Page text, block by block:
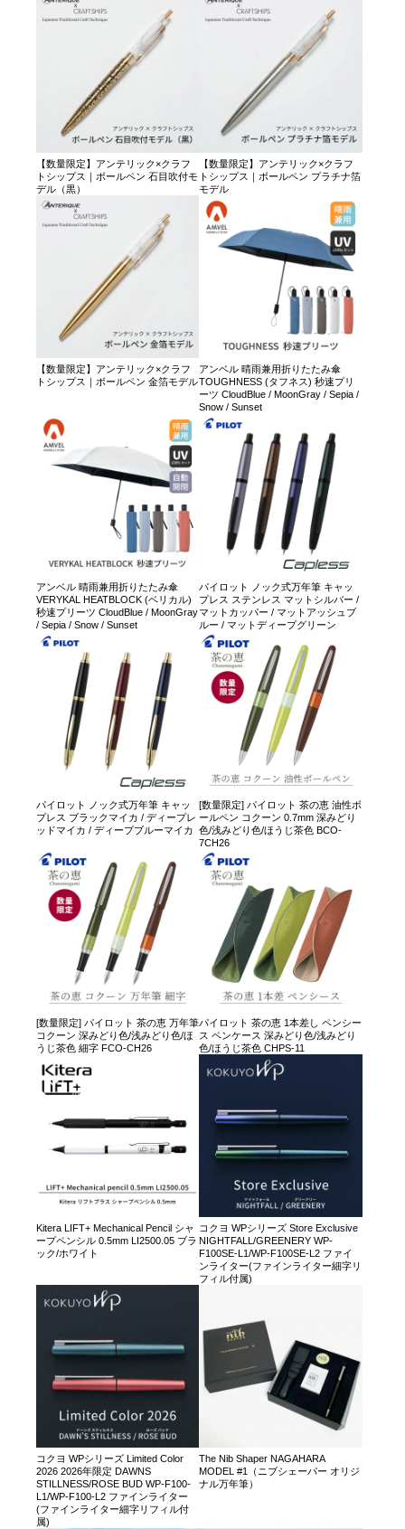
【数量限定】アンテリック×クラフ
トシップス｜ボールペン 石目吹付モ
デル（黒）
【数量限定】アンテリック×クラフ
トシップス｜ボールペン プラチナ箔
モデル
【数量限定】アンテリック×クラフ
トシップス｜ボールペン 金箔モデル
アンベル 晴雨兼用折りたたみ傘
TOUGHNESS (タフネス) 秒速プリ
ーツ CloudBlue / MoonGray / Sepia /
Snow / Sunset
アンベル 晴雨兼用折りたたみ傘
VERYKAL HEATBLOCK (ベリカル)
秒速プリーツ CloudBlue / MoonGray
/ Sepia / Snow / Sunset
パイロット ノック式万年筆 キャッ
プレス ステンレス マットシルバー /
マットカッパー / マットアッシュブ
ルー / マットディープグリーン
パイロット ノック式万年筆 キャッ
プレス ブラックマイカ / ディープレ
ッドマイカ / ディープブルーマイカ
[数量限定] パイロット 茶の恵 油性ボ
ールペン コクーン 0.7mm 深みどり
色/浅みどり色/ほうじ茶色 BCO-
7CH26
[数量限定] パイロット 茶の恵 万年筆
コクーン 深みどり色/浅みどり色/ほ
うじ茶色 細字 FCO-CH26
パイロット 茶の恵 1本差し ペンシー
ス ペンケース 深みどり色/浅みどり
色/ほうじ茶色 CHPS-11
Kitera LIFT+ Mechanical Pencil シャ
ープペンシル 0.5mm LI2500.05 ブラ
ック/ホワイト
コクヨ WPシリーズ Store Exclusive
NIGHTFALL/GREENERY WP-
F100SE-L1/WP-F100SE-L2 ファイ
ンライター(ファインライター細字リ
フィル付属)
コクヨ WPシリーズ Limited Color
2026 2026年限定 DAWNS
STILLNESS/ROSE BUD WP-F100-
L1/WP-F100-L2 ファインライター
(ファインライター細字リフィル付
属)
The Nib Shaper NAGAHARA
MODEL #1（ニブシェーパー オリジ
ナル万年筆）